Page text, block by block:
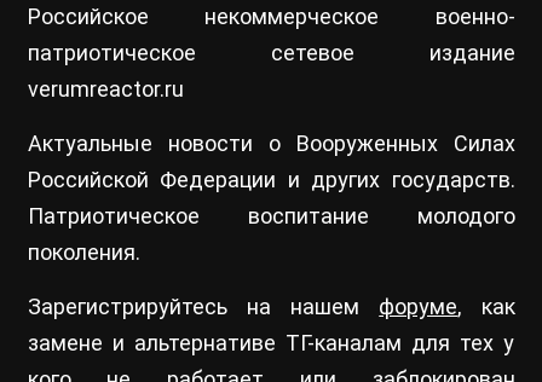
Российское некоммерческое военно-
патриотическое сетевое издание
verumreactor.ru
Актуальные новости о Вооруженных Силах
Российской Федерации и других государств.
Патриотическое воспитание молодого
поколения.
Зарегистрируйтесь на нашем форуме, как
замене и альтернативе ТГ-каналам для тех у